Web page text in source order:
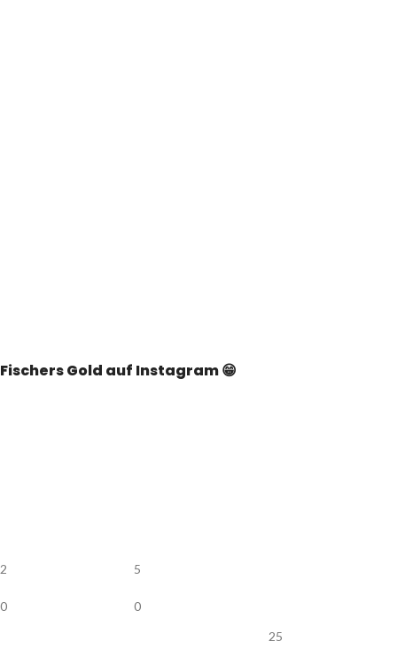
Fischers Gold auf Instagram 😁
2
0
5
0
25